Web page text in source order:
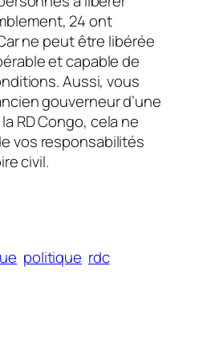
24 ont
ne peut être libérée
et capable de
Aussi, vous
gouverneur d’une
RD Congo, cela ne
vos responsabilités
civil.
politique rdc